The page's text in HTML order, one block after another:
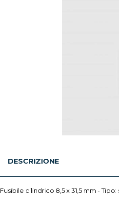
DESCRIZIONE
Fusibile cilindrico 8,5 x 31,5 mm -